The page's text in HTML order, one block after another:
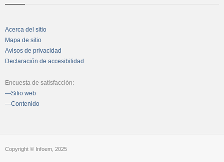
Acerca del sitio
Mapa de sitio
Avisos de privacidad
Declaración de accesibilidad
Encuesta de satisfacción:
---Sitio web
---Contenido
Copyright © Infoem, 2025